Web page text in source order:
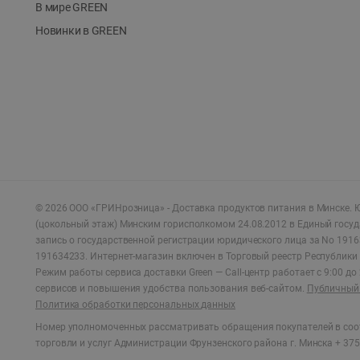
В мире GREEN
Новинки в GREEN
© 2026 ООО «ГРИНрозница» - Доставка продуктов питания в Минске.
(цокольный этаж) Минским горисполкомом 24.08.2012 в Единый
запись о государственной регистрации юридического лица за No
191634233. Интернет-магазин включен в Торговый реестр
Режим работы сервиса доставки Green — Call-центр работает с 9:00
сервисов и повышения удобства пользования веб-сайтом. Публичный
Политика обработки персональных данных
Номер уполномоченных рассматривать обращения покупателей в
торговли и услуг Администрации Фрунзенского района г. Минска +